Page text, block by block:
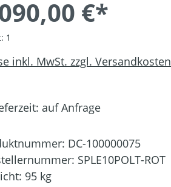
€*
1
inkl. MwSt. zzgl. Versandkosten
auf Anfrage
DC-100000075
SPLE10POLT-ROT
95 kg